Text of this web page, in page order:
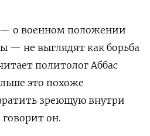
о военном положении
— не выглядят как борьба
политолог Аббас
это похоже
зреющую внутри
он.